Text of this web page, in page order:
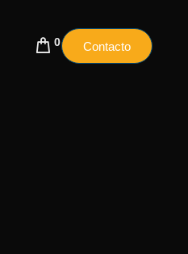
0 Contacto